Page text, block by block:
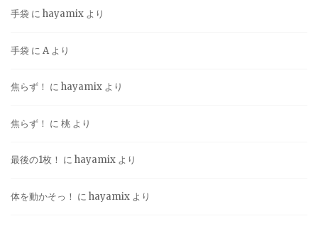
手袋 に hayamix より
手袋 に Aより
焦らず！ に hayamix より
焦らず！ に 桃 より
最後の1枚！ に hayamix より
体を動かそっ！ に hayamix より